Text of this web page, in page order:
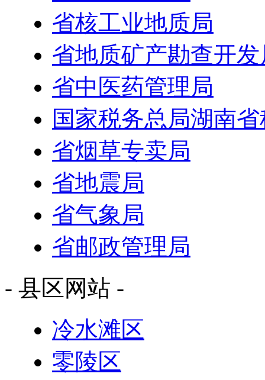
省核工业地质局
省地质矿产勘查开发
省中医药管理局
国家税务总局湖南
省烟草专卖局
省地震局
省气象局
省邮政管理局
- 县区网站 -
冷水滩区
零陵区